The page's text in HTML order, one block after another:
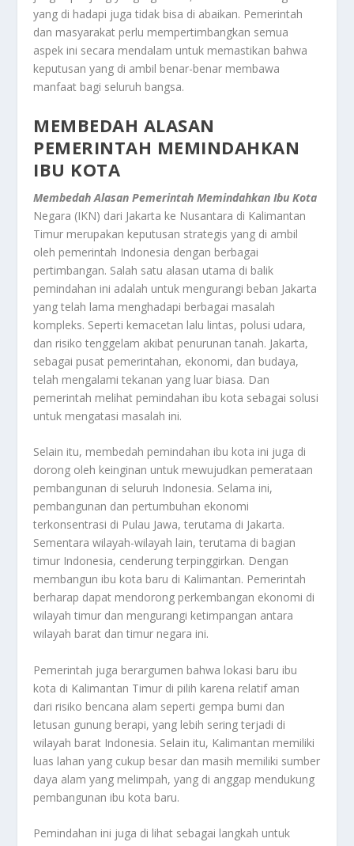
yang di hadapi juga tidak bisa di abaikan. Pemerintah
dan masyarakat perlu mempertimbangkan semua
aspek ini secara mendalam untuk memastikan bahwa
keputusan yang di ambil benar-benar membawa
manfaat bagi seluruh bangsa.
MEMBEDAH ALASAN
PEMERINTAH MEMINDAHKAN
IBU KOTA
Membedah Alasan Pemerintah Memindahkan Ibu Kota
Negara (IKN) dari Jakarta ke Nusantara di Kalimantan
Timur merupakan keputusan strategis yang di ambil
oleh pemerintah Indonesia dengan berbagai
pertimbangan. Salah satu alasan utama di balik
pemindahan ini adalah untuk mengurangi beban Jakarta
yang telah lama menghadapi berbagai masalah
kompleks. Seperti kemacetan lalu lintas, polusi udara,
dan risiko tenggelam akibat penurunan tanah. Jakarta,
sebagai pusat pemerintahan, ekonomi, dan budaya,
telah mengalami tekanan yang luar biasa. Dan
pemerintah melihat pemindahan ibu kota sebagai solusi
untuk mengatasi masalah ini.
Selain itu, membedah pemindahan ibu kota ini juga di
dorong oleh keinginan untuk mewujudkan pemerataan
pembangunan di seluruh Indonesia. Selama ini,
pembangunan dan pertumbuhan ekonomi
terkonsentrasi di Pulau Jawa, terutama di Jakarta.
Sementara wilayah-wilayah lain, terutama di bagian
timur Indonesia, cenderung terpinggirkan. Dengan
membangun ibu kota baru di Kalimantan. Pemerintah
berharap dapat mendorong perkembangan ekonomi di
wilayah timur dan mengurangi ketimpangan antara
wilayah barat dan timur negara ini.
Pemerintah juga berargumen bahwa lokasi baru ibu
kota di Kalimantan Timur di pilih karena relatif aman
dari risiko bencana alam seperti gempa bumi dan
letusan gunung berapi, yang lebih sering terjadi di
wilayah barat Indonesia. Selain itu, Kalimantan memiliki
luas lahan yang cukup besar dan masih memiliki sumber
daya alam yang melimpah, yang di anggap mendukung
pembangunan ibu kota baru.
Pemindahan ini juga di lihat sebagai langkah untuk